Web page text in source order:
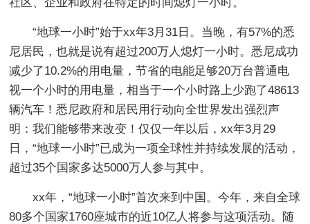
“地球一小时”始于xx年3月31日。当晚，有57%的悉
尼居民，也就是说有超过200万人熄灯一小时。悉尼成功
减少了10.2%的用电量，节省的电能足够20万台普通电
视一个小时的用电量，相当于一个小时路上少跑了48613
辆汽车！悉尼政府和居民用行动向全世界发出强烈声
明：我们能够带来改变！仅仅一年以后，xx年3月29
日，“地球一小时”已成为一项全球性并持续发展的活动，
超过35个国家多达5000万人参与其中。
xx年，“地球一小时”首次来到中国。今年，来自全球
80多个国家1760座城市的近10亿人将参与这项活动。随